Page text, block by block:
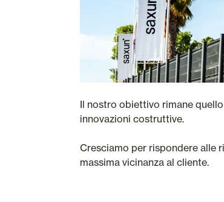
Il nostro obiettivo rimane
innovazioni costruttive.
Cresciamo per rispondere alle
massima vicinanza al cliente.